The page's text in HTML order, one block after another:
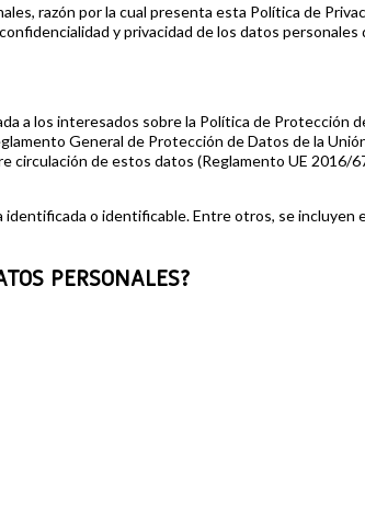
razón por la cual presenta esta Política de
y privacidad de los datos personales
a los interesados sobre la Política de Protección
General de Protección de Datos de la
circulación de estos datos (Reglamento UE 2016/
o identificable. Entre otros, se incluyen
PERSONALES?